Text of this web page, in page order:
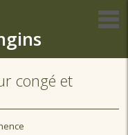
congé et